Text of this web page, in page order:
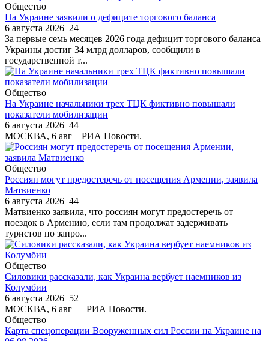
Общество
На Украине заявили о дефиците торгового баланса
6 августа 2026 24
За первые семь месяцев 2026 года дефицит торгового баланса
Украины достиг 34 млрд долларов, сообщили в
государственной т...
Общество
На Украине начальники трех ТЦК фиктивно повышали
показатели мобилизации
6 августа 2026 44
МОСКВА, 6 авг – РИА Новости.
Общество
Россиян могут предостеречь от посещения Армении, заявила
Матвиенко
6 августа 2026 44
Матвиенко заявила, что россиян могут предостеречь от
поездок в Армению, если там продолжат задерживать
туристов по запро...
Общество
Силовики рассказали, как Украина вербует наемников из
Колумбии
6 августа 2026 52
МОСКВА, 6 авг — РИА Новости.
Общество
Карта спецоперации Вооруженных сил России на Украине на